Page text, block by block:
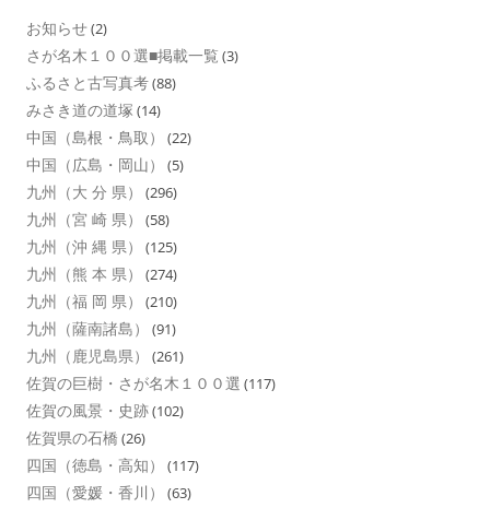
お知らせ(2)
さが名木１００選■掲載一覧 (3)
ふるさと古写真考(88)
みさき道の道塚 (14)
中国（島根・鳥取） (22)
中国（広島・岡山） (5)
九州（大 分 県） (296)
九州（宮 崎 県） (58)
九州（沖 縄 県） (125)
九州（熊 本 県） (274)
九州（福 岡 県） (210)
九州（薩南諸島） (91)
九州（鹿児島県） (261)
佐賀の巨樹・さが名木１００選 (117)
佐賀の風景・史跡(102)
佐賀県の石橋 (26)
四国（徳島・高知） (117)
四国（愛媛・香川） (63)